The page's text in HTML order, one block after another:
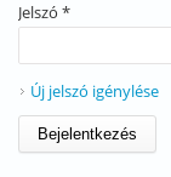
Jelszó *
Új jelszó igénylése